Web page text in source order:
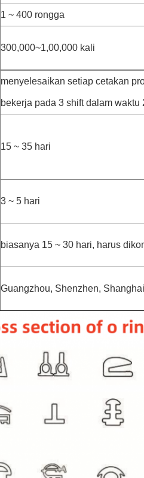
1 ~ 400 rongga
300,000~1,00,000 kali
menyelesaikan setiap cetakan
bekerja pada 3 shift dalam waktu
15 ~ 35 hari
3 ~ 5 hari
biasanya 15 ~ 30 hari, harus
Guangzhou, Shenzhen,